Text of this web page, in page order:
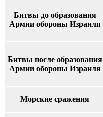
Битвы до образования
Армии обороны Израиля
Битвы после образования
Армии обороны Израиля
Морские сражения